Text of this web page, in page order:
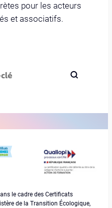
pour les acteurs
et associatifs.
le cadre des Certificats
de la Transition Écologique,